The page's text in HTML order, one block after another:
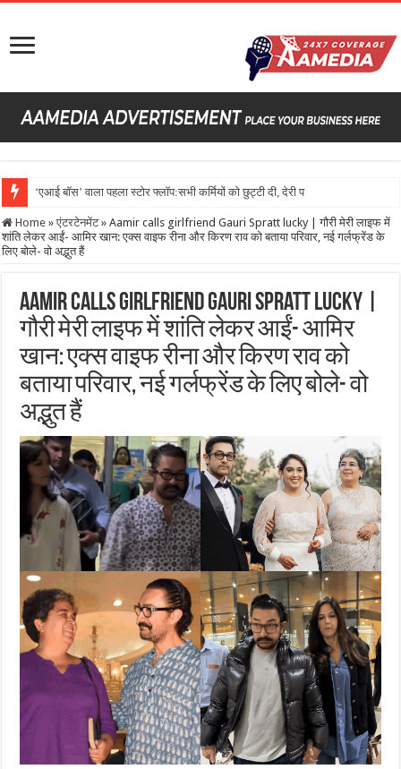
‘एआई बॉस’ वाला पहला स्टोर फ्लॉप:सभी कर्मियों को छुट्टी दी, देरी पर कहता- तनाव मत लो, 60
Home » एंटरटेनमेंट » Aamir calls girlfriend Gauri Spratt lucky | गौरी मेरी लाइफ में
शांति लेकर आईं- आमिर खान: एक्स वाइफ रीना और किरण राव को बताया परिवार, नई गर्लफ्रेंड के
लिए बोले- वो अद्भुत हैं
Aamir calls girlfriend Gauri Spratt lucky |
गौरी मेरी लाइफ में शांति लेकर आईं- आमिर
खान: एक्स वाइफ रीना और किरण राव को
बताया परिवार, नई गर्लफ्रेंड के लिए बोले- वो
अद्भुत हैं